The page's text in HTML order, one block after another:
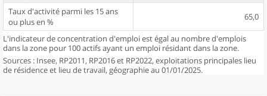
Taux d'activité parmi les 15 ans
ou plus en %
65,0
L'indicateur de concentration d'emploi est égal au nombre d'emplois
dans la zone pour 100 actifs ayant un emploi résidant dans la zone.
Sources : Insee, RP2011, RP2016 et RP2022, exploitations principales lieu
de résidence et lieu de travail, géographie au 01/01/2025.